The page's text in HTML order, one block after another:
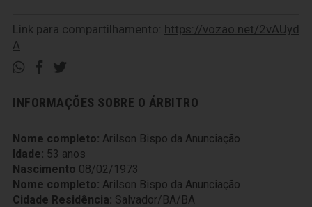
Link para compartilhamento: https://vozao.net/2vAUyd
A
INFORMAÇÕES SOBRE O ÁRBITRO
Nome completo: Arilson Bispo da Anunciação
Idade: 53 anos
Nascimento 08/02/1973
Nome completo: Arilson Bispo da Anunciação
Cidade Residência: Salvador/BA/BA